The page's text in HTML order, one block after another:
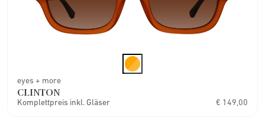
eyes + more
CLINTON
Komplettpreis inkl. Gläser € 149,00